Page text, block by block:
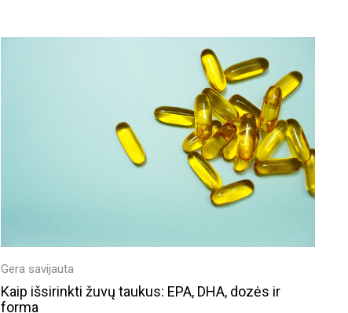
Gera savijauta
Kaip išsirinkti žuvų taukus: EPA, DHA, dozės ir
forma